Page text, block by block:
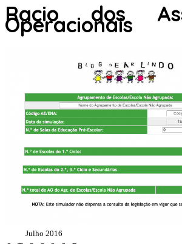
Racio dos
Operacionais
Julho 2016